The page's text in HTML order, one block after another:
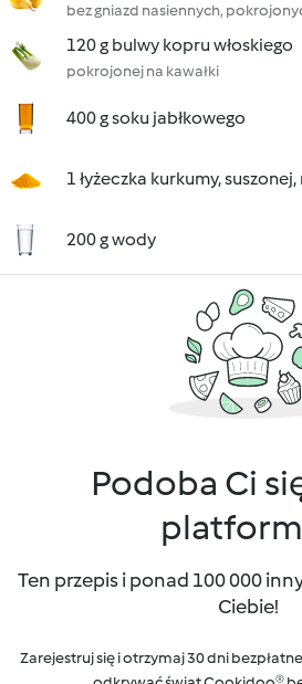
bez gniazd nasiennych,
120 g bulwy kopru włoskiego
pokrojonej na kawałki
400 g soku jabłkowego
1 łyżeczka kurkumy,
200 g wody
Podoba Ci
Ten przepis i ponad 100 000
Ciebie!
Zarejestruj się i otrzymaj 30 dni